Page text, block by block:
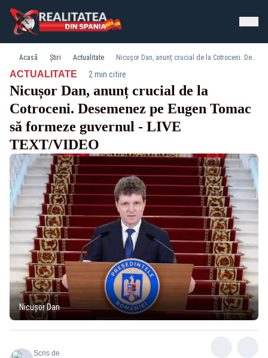
Acasă Știri Actualitate Nicușor Dan, anunț crucial de la Cotroceni. Desemenez pe Eugen Tomac să formeze guvernul - LIVE TEXT/VIDEO
ACTUALITATE· 2 min citire
Nicușor Dan, anunț crucial de la
Cotroceni. Desemenez pe Eugen Tomac
să formeze guvernul - LIVE
TEXT/VIDEO
Nicușor Dan
Scris de